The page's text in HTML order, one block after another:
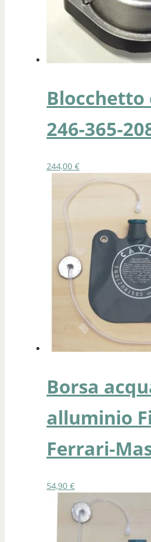
246-365-
244,00 €
Borsa
alluminio
Ferrari-
54,90 €